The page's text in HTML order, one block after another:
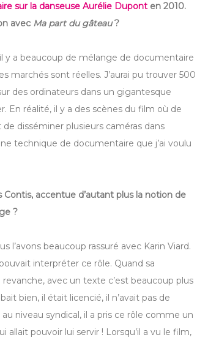
sur la danseuse Aurélie Dupont en 2010.
avec Ma part du gâteau?
y a beaucoup de mélange de documentaire
marchés sont réelles. J’aurai pu trouver 500
des ordinateurs dans un gigantesque
En réalité, il y a des scènes du film où de
de disséminer plusieurs caméras dans
technique de documentaire que j’ai voulu
Contis, accentue d’autant plus la notion de
?
l’avons beaucoup rassuré avec Karin Viard.
interpréter ce rôle. Quand sa
avec un texte c’est beaucoup plus
bien, il était licencié, il n’avait pas de
niveau syndical, il a pris ce rôle comme un
pouvoir lui servir ! Lorsqu’il a vu le film,